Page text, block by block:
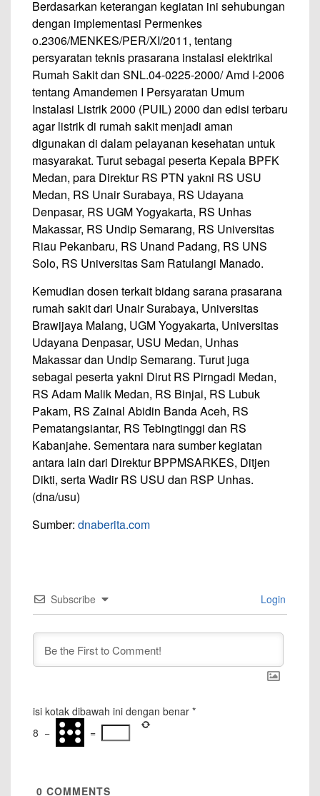
Berdasarkan keterangan kegiatan ini sehubungan
dengan implementasi Permenkes
o.2306/MENKES/PER/XI/2011, tentang
persyaratan teknis prasarana instalasi elektrikal
Rumah Sakit dan SNL.04-0225-2000/ Amd I-2006
tentang Amandemen I Persyaratan Umum
Instalasi Listrik 2000 (PUIL) 2000 dan edisi terbaru
agar listrik di rumah sakit menjadi aman
digunakan di dalam pelayanan kesehatan untuk
masyarakat. Turut sebagai peserta Kepala BPFK
Medan, para Direktur RS PTN yakni RS USU
Medan, RS Unair Surabaya, RS Udayana
Denpasar, RS UGM Yogyakarta, RS Unhas
Makassar, RS Undip Semarang, RS Universitas
Riau Pekanbaru, RS Unand Padang, RS UNS
Solo, RS Universitas Sam Ratulangi Manado.
Kemudian dosen terkait bidang sarana prasarana
rumah sakit dari Unair Surabaya, Universitas
Brawijaya Malang, UGM Yogyakarta, Universitas
Udayana Denpasar, USU Medan, Unhas
Makassar dan Undip Semarang. Turut juga
sebagai peserta yakni Dirut RS Pirngadi Medan,
RS Adam Malik Medan, RS Binjai, RS Lubuk
Pakam, RS Zainal Abidin Banda Aceh, RS
Pematangsiantar, RS Tebingtinggi dan RS
Kabanjahe. Sementara nara sumber kegiatan
antara lain dari Direktur BPPMSARKES, Ditjen
Dikti, serta Wadir RS USU dan RSP Unhas.
(dna/usu)
Sumber: dnaberita.com
Subscribe Login
isi kotak dibawah ini dengan benar *
8 − =
0 COMMENTS